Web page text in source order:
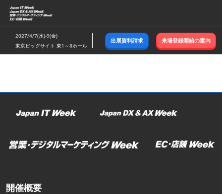
ス
キ
ッ
し
む
2027/4/7(水)-9(金)
東京ビッグサイト 東1～8ホール
出展資料請求 来場登録開始の案内
開催概要